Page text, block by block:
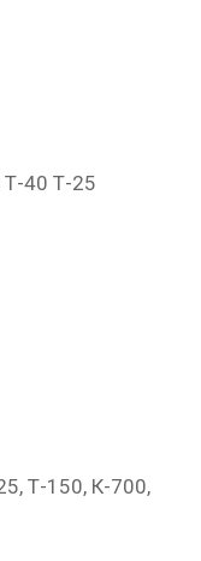
Т-40 Т-25
Т-150, К-700,